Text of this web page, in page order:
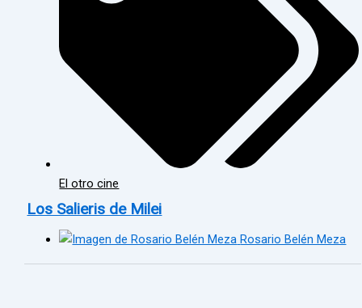
El otro cine
Los Salieris de Milei
Rosario Belén Meza